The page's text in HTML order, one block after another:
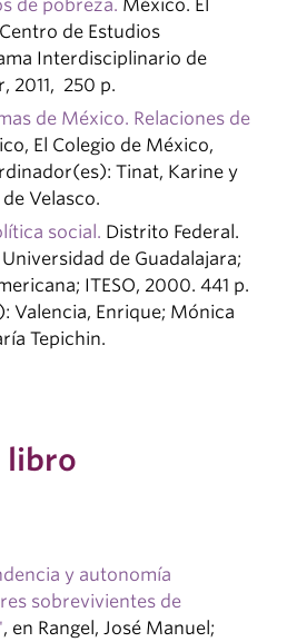
de pobreza. México. El
de Estudios
Interdisciplinario de
2011, 250 p.
de México. Relaciones de
El Colegio de México,
Tinat, Karine y
Velasco.
social. Distrito Federal.
de Guadalajara;
ITESO, 2000. 441 p.
Valencia, Enrique; Mónica
Tepichin.
libro
y autonomía
sobrevivientes de
, en Rangel, José Manuel;